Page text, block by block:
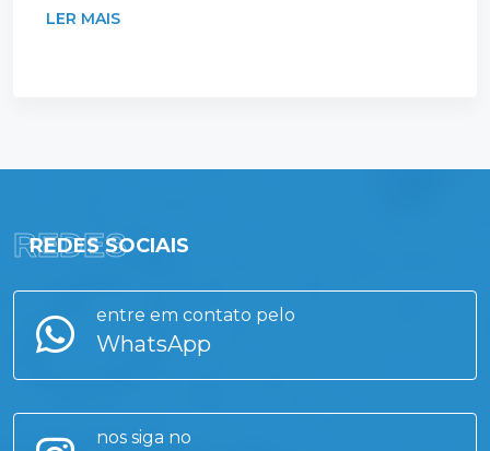
LER MAIS
REDES SOCIAIS
REDES
entre em contato pelo
WhatsApp
nos siga no